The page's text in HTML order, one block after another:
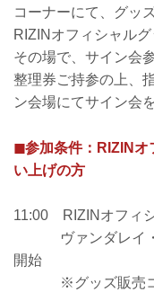
コーナーにて、グッ
RIZINオフィシャル
その場で、サイン会
整理券ご持参の上、
ン会場にてサイン会
◼︎参加条件：RIZINオ
い上げの方
11:00 RIZINオフィ
ヴァンダレイ・
開始
※グッズ販売コー